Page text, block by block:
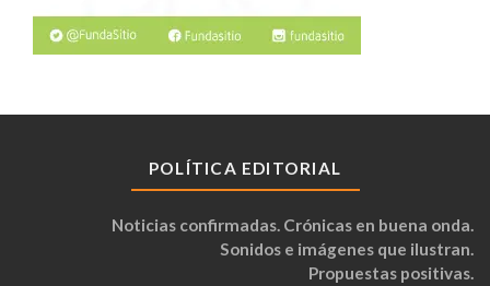
POLÍTICA EDITORIAL
Noticias confirmadas. Crónicas en buena onda.
Sonidos e imágenes que ilustran.
Propuestas positivas.